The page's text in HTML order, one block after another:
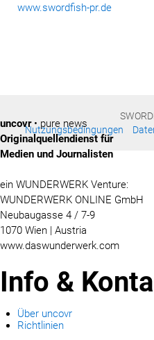
www.swordfish-pr.de
Nutzungsbedingungen
uncovr• pure news
Originalquellendienst für
Medien und Journalisten
ein WUNDERWERK Venture:
WUNDERWERK ONLINE GmbH
Neubaugasse 4 / 7-9
1070 Wien | Austria
www.daswunderwerk.com
Info &
Über uncovr
Richtlinien